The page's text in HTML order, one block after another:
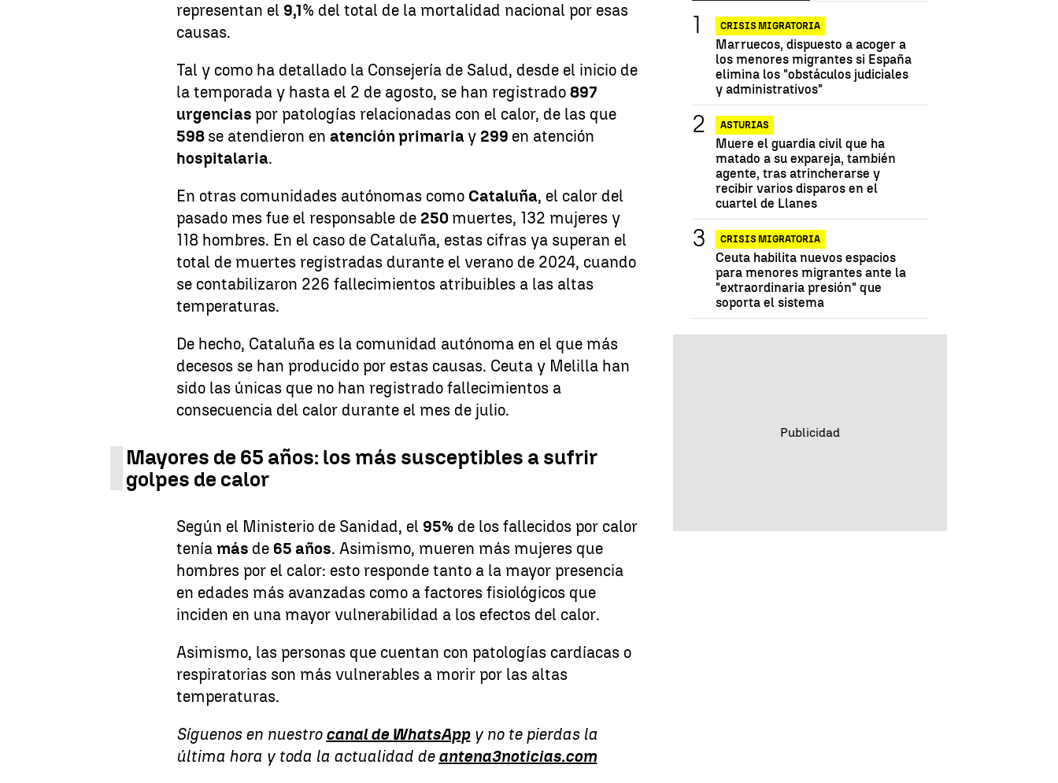
representan el 9,1% del total de la mortalidad nacional por esas
causas.
Tal y como ha detallado la Consejería de Salud, desde el inicio de
la temporada y hasta el 2 de agosto, se han registrado897
urgencias por patologías relacionadas con el calor, de las que
598 se atendieron enatención primaria y 299 en atención
hospitalaria.
En otras comunidades autónomas como Cataluña, el calor del
pasado mes fue el responsable de 250 muertes, 132 mujeres y
118 hombres. En el caso de Cataluña, estas cifras ya superan el
total de muertes registradas durante el verano de 2024, cuando
se contabilizaron 226 fallecimientos atribuibles a las altas
temperaturas.
De hecho, Cataluña es la comunidad autónoma en el que más
decesos se han producido por estas causas. Ceuta y Melilla han
sido las únicas que no han registrado fallecimientos a
consecuencia del calor durante el mes de julio.
Mayores de 65 años: los más susceptibles a sufrir
golpes de calor
Según el Ministerio de Sanidad, el 95% de los fallecidos por calor
teníamás de 65 años. Asimismo, mueren más mujeres que
hombres por el calor: esto responde tanto a la mayor presencia
en edades más avanzadas como a factores fisiológicos que
inciden en una mayor vulnerabilidad a los efectos del calor.
Asimismo, las personas que cuentan con patologías cardíacas o
respiratorias son más vulnerables a morir por las altas
temperaturas.
Síguenos en nuestro canal de WhatsAppy no te pierdas la
última hora y toda la actualidad de antena3noticias.com
CRISIS MIGRATORIA
Marruecos, dispuesto a acoger a
los menores migrantes si España
elimina los "obstáculos judiciales
y administrativos"
ASTURIAS
Muere el guardia civil que ha
matado a su expareja, también
agente, tras atrincherarse y
recibir varios disparos en el
cuartel de Llanes
CRISIS MIGRATORIA
Ceuta habilita nuevos espacios
para menores migrantes ante la
"extraordinaria presión" que
soporta el sistema